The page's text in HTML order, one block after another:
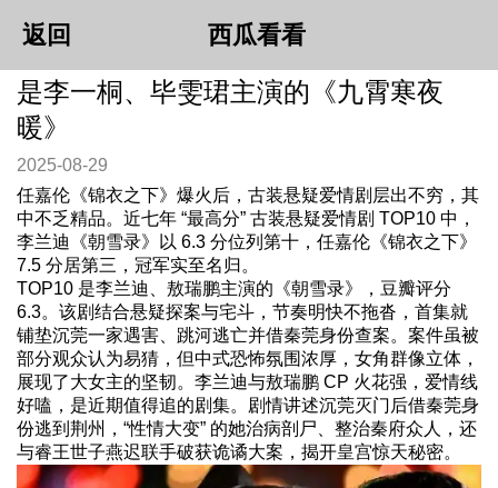
返回 西瓜看看
是李一桐、毕雯珺主演的《九霄寒夜
暖》
2025-08-29
任嘉伦《锦衣之下》爆火后，古装悬疑爱情剧层出不穷，其
中不乏精品。近七年 “最高分” 古装悬疑爱情剧 TOP10 中，
李兰迪《朝雪录》以 6.3 分位列第十，任嘉伦《锦衣之下》
7.5 分居第三，冠军实至名归。
TOP10 是李兰迪、敖瑞鹏主演的《朝雪录》，豆瓣评分
6.3。该剧结合悬疑探案与宅斗，节奏明快不拖沓，首集就
铺垫沉莞一家遇害、跳河逃亡并借秦莞身份查案。案件虽被
部分观众认为易猜，但中式恐怖氛围浓厚，女角群像立体，
展现了大女主的坚韧。李兰迪与敖瑞鹏 CP 火花强，爱情线
好嗑，是近期值得追的剧集。剧情讲述沉莞灭门后借秦莞身
份逃到荆州，“性情大变” 的她治病剖尸、整治秦府众人，还
与睿王世子燕迟联手破获诡谲大案，揭开皇宫惊天秘密。